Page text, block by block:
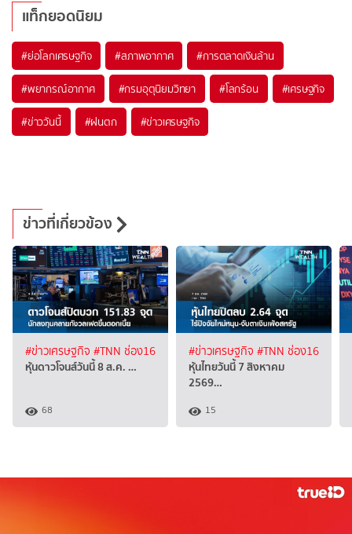
แท็กยอดนิยม
#ย่อโลกเศรษฐกิจ #สภาพอากาศ #การตลาดเงินล้าน
#พยากรณ์อากาศ #กรมอุตุนิยมวิทยา #โลกร้อน #เศรษฐกิจ
#ข่าววันนี้ #ฝนตก #ข่าวเศรษฐกิจ
ข่าวที่เกี่ยวข้อง
#ข่าวเศรษฐกิจ #TNN ช่อง16
หุ้นดาวโจนส์วันนี้ 8 ส.ค. …
68
#ข่าวเศรษฐกิจ #TNN ช่อง16
หุ้นไทยวันนี้ 7 สิงหาคม
2569…
15